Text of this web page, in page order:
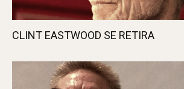
CLINT EASTWOOD SE RETIRA